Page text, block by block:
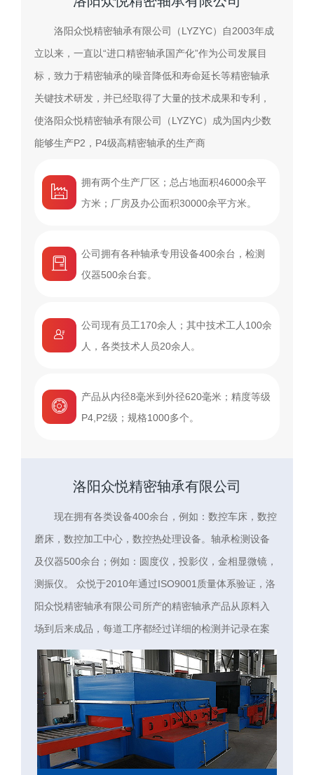
洛阳众悦精密轴承有限公司（LYZYC）自2003年成
立以来，一直以“进口精密轴承国产化”作为公司发展目
标，致力于精密轴承的噪音降低和寿命延长等精密轴承
关键技术研发，并已经取得了大量的技术成果和专利，
使洛阳众悦精密轴承有限公司（LYZYC）成为国内少数
能够生产P2，P4级高精密轴承的生产商
拥有两个生产厂区；总占地面积46000余平
方米；厂房及办公面积30000余平方米。
公司拥有各种轴承专用设备400余台，检测
仪器500余台套。
公司现有员工170余人；其中技术工人100余
人，各类技术人员20余人。
产品从内径8毫米到外径620毫米；精度等级
P4,P2级；规格1000多个。
洛阳众悦精密轴承有限公司
现在拥有各类设备400余台，例如：数控车床，数控
磨床，数控加工中心，数控热处理设备。轴承检测设备
及仪器500余台；例如：圆度仪，投影仪，金相显微镜，
测振仪。 众悦于2010年通过ISO9001质量体系验证，洛
阳众悦精密轴承有限公司所产的精密轴承产品从原料入
场到后来成品，每道工序都经过详细的检测并记录在案